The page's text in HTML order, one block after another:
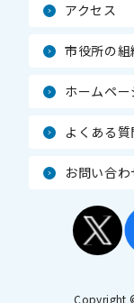
アクセス
市役所の組
ホームペ
よくある質
お問い合わ
Copyright